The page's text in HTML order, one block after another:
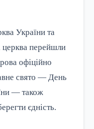
України та
церква перейшли
офіційно
свято — День
— також
єдність.